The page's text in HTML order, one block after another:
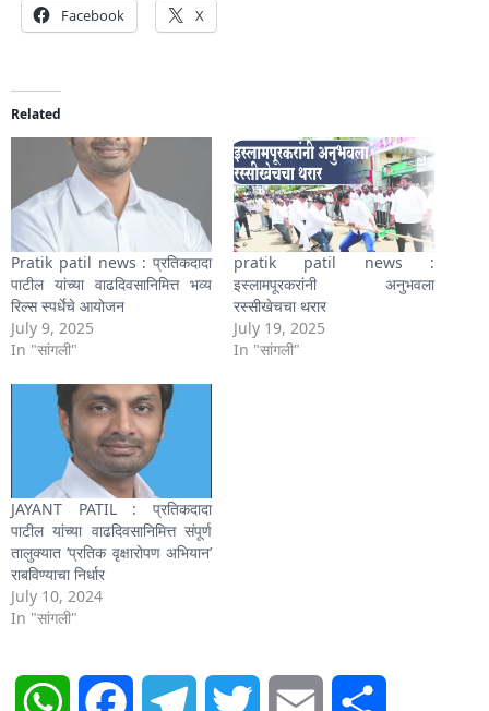
Facebook X
Related
Pratik patil news : प्रतिकदादा
पाटील यांच्या वाढदिवसानिमित्त भव्य
रिल्स स्पर्धेचे आयोजन
July 9, 2025
In "सांगली"
pratik patil news :
इस्लामपूरकरांनी अनुभवला
रस्सीखेचचा थरार
July 19, 2025
In "सांगली"
JAYANT PATIL : प्रतिकदादा
पाटील यांच्या वाढदिवसानिमित्त संपूर्ण
तालुक्यात ‘प्रतिक वृक्षारोपण अभियान’
राबविण्याचा निर्धार
July 10, 2024
In "सांगली"
WhatsAppFacebook Telegram Twitter Email